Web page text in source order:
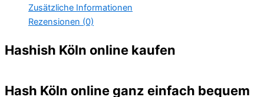
Zusätzliche Informationen
Rezensionen (0)
Hashish Köln online kaufen
Hash Köln online ganz einfach bequem